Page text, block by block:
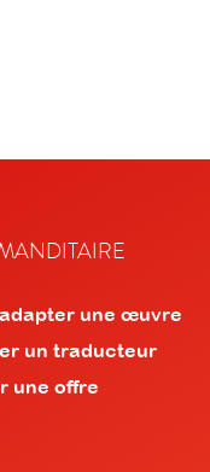
une œuvre
un traducteur
une offre